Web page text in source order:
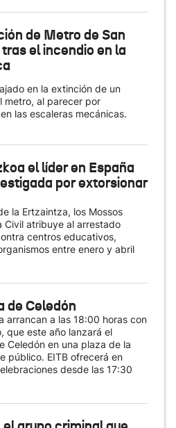
de Metro de San
el incendio en la
en la extinción de un
metro, al parecer por
las escaleras mecánicas.
el líder en España
por extorsionar
la Ertzaintza, los Mossos
Civil atribuye al arrestado
centros educativos,
entre enero y abril
de Celedón
arrancan a las 18:00 horas con
que este año lanzará el
Celedón en una plaza de la
público. EITB ofrecerá en
desde las 17:30